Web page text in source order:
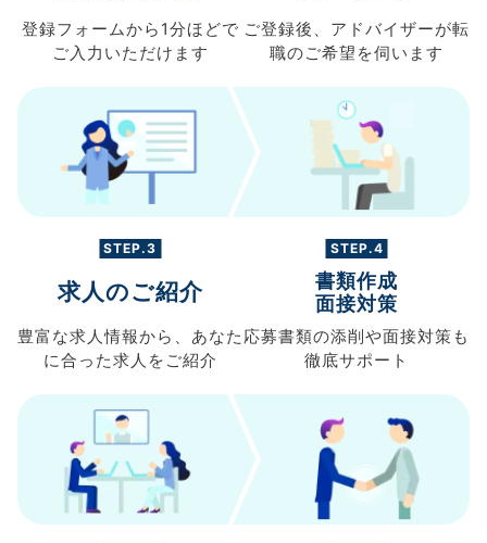
登録フォームから 1分ほどで
ご入力 いただけます
ご登録後、 アドバイザーが転
職のご希望を伺います
STEP.3
求人のご紹介
豊富な求人情報から、 あなた
に合った求人を ご紹介
STEP.4
書類作成
面接対策
応募書類の添削や面接対策も
徹底サポート